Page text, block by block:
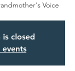
Voice
is closed